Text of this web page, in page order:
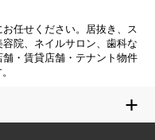
任せください。居抜き、ス
院、ネイルサロン、歯科な
・賃貸店舗・テナント物件